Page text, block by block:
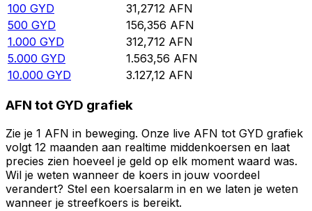
100 GYD 31,2712 AFN
500 GYD 156,356 AFN
1.000 GYD 312,712 AFN
5.000 GYD 1.563,56 AFN
10.000 GYD 3.127,12 AFN
AFN tot GYD grafiek
Zie je 1 AFN in beweging. Onze live AFN tot GYD grafiek
volgt 12 maanden aan realtime middenkoersen en laat
precies zien hoeveel je geld op elk moment waard was.
Wil je weten wanneer de koers in jouw voordeel
verandert? Stel een koersalarm in en we laten je weten
wanneer je streefkoers is bereikt.